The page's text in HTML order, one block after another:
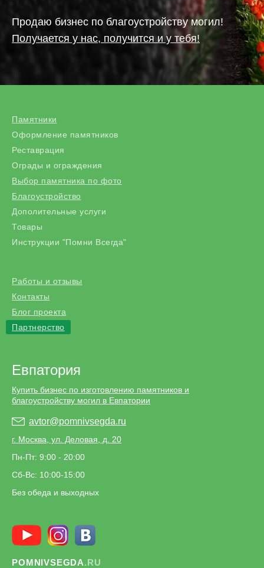
Продаю бизнес по благоустройству могил!
Получается у нас, получится и у тебя!
Памятники
Оформление памятников
Реставрация
Ограды и ограждения
Выбор памятника по фото
Благоустройство
Дополительные услуги
Товары
Инструкции "Помни Всегда"
Работы и отзывы
Контакты
Блог проекта
Партнерство
Евпатория
Купить бизнес по изготовлению памятников и
благоустройству могил в Евпатории
avtor@pomnivsegda.ru
г. Москва, ул. Деловая, д. 20
Пн-Пт: 9:00 - 20:00
Сб-Вс: 10:00-15:00
Без обеда и выходных
POMNIVSEGDA.RU